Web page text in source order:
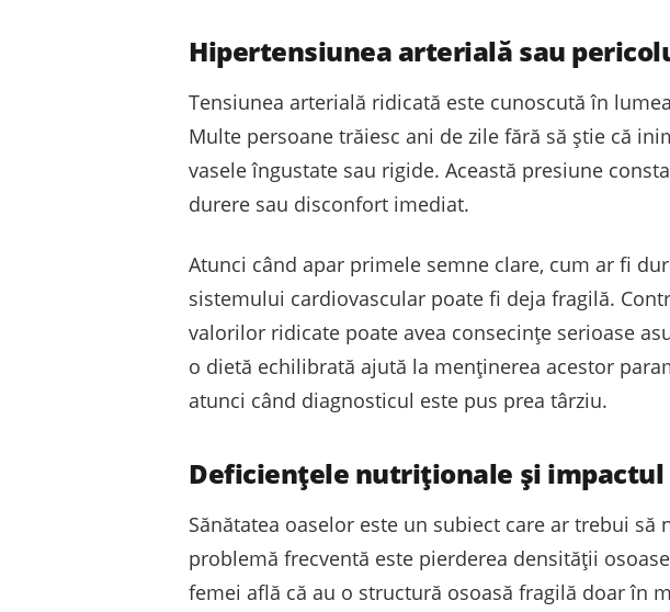
Hipertensiunea arterială sau
Tensiunea arterială ridicată este cunoscută în
Multe persoane trăiesc ani de zile fără să știe că
vasele îngustate sau rigide. Această presiune
durere sau disconfort imediat.
Atunci când apar primele semne clare, cum ar fi
sistemului cardiovascular poate fi deja fragilă.
valorilor ridicate poate avea consecințe serioase
o dietă echilibrată ajută la menținerea acestor
atunci când diagnosticul este pus prea târziu.
Deficiențele nutriționale și impactul
Sănătatea oaselor este un subiect care ar trebui
problemă frecventă este pierderea densității
femei află că au o structură osoasă fragilă doar în